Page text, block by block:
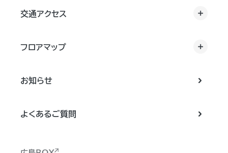
交通アクセス
フロアマップ
お知らせ
よくあるご質問